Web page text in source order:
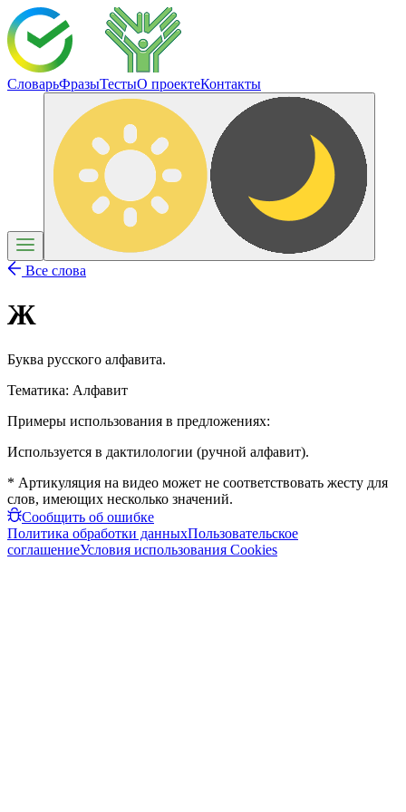
СловарьФразыТестыО проектеКонтакты
Все слова
Ж
Буква русского алфавита.
Тематика: Алфавит
Примеры использования в предложениях:
Используется в дактилологии (ручной алфавит).
* Артикуляция на видео может не соответствовать жесту для
слов, имеющих несколько значений.
Сообщить об ошибке
Политика обработки данныхПользовательское
соглашениеУсловия использования Cookies